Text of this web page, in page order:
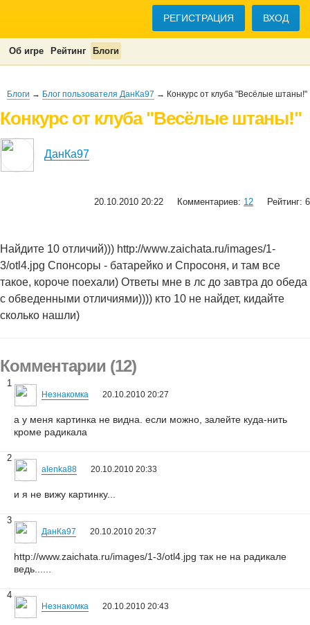
РЕГИСТРАЦИЯ ВХОД
Об игре Рейтинг Блоги
Блоги → Блог пользователя ДанКа97 → Конкурс от клуба "Весёлые штаны!"
Конкурс от клуба "Весёлые штаны!"
ДанКа97
20.10.2010 20:22 Комментариев: 12 Рейтинг: 6
Найдите 10 отличий))) http://www.zaichata.ru/images/1-
3/otl4.jpg Спонсоры - батарейко и Спросоня, и там все
такое, короче поехали) Ответы мне в лс до завтра до обеда
с обведенными отличиями)))) кто 10 не найдет, кидайте
сколько нашли)
Комментарии (12)
1
Незнакомка 20.10.2010 20:27
а у меня картинка не видна. если можно, залейте куда-нить
кроме радикала
2
alenka88 20.10.2010 20:33
и я не вижу картинку...
3
ДанКа97 20.10.2010 20:37
http://www.zaichata.ru/images/1-3/otl4.jpg так не на радикале
ведь......
4
Незнакомка 20.10.2010 20:43